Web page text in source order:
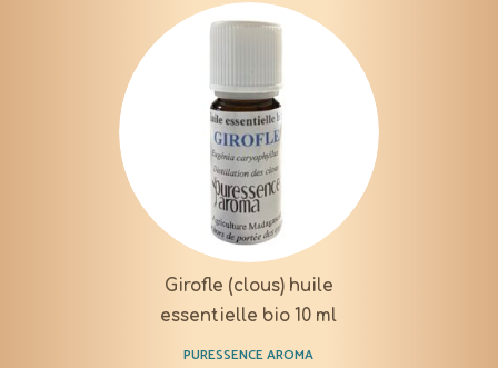
Girofle (clous) huile
essentielle bio 10 ml
PURESSENCE AROMA